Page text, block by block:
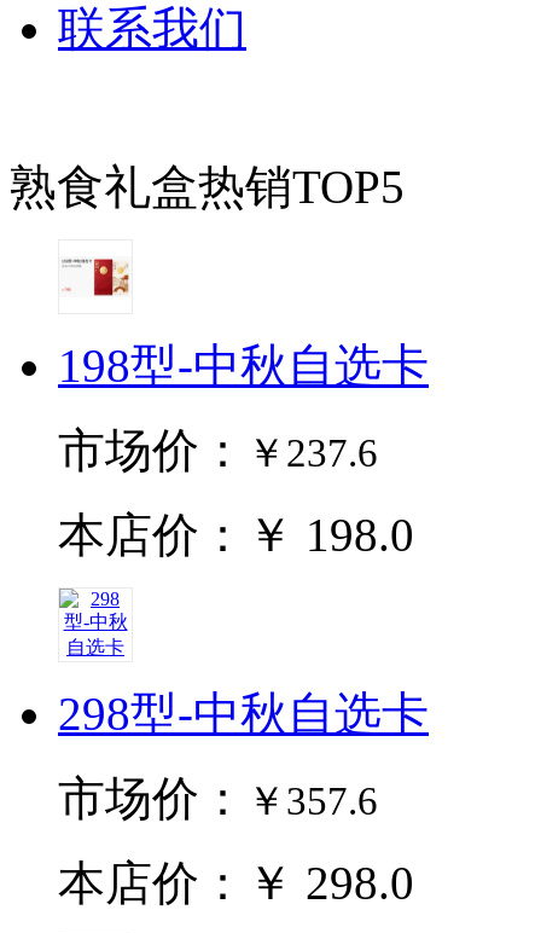
联系我们
熟食礼盒热销TOP5
198型-中秋自选卡
市场价：
￥237.6
本店价：￥ 198.0
298型-中秋自选卡
市场价：
￥357.6
本店价：￥ 298.0